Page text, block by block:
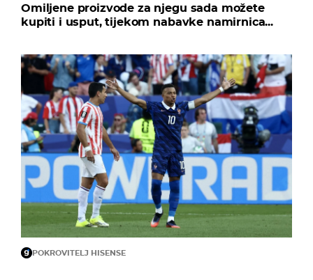
Omiljene proizvode za njegu sada možete
kupiti i usput, tijekom nabavke namirnica...
POKROVITELJ HISENSE